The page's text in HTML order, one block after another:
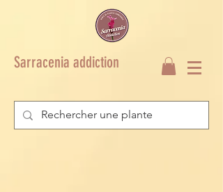
Sarracenia addiction